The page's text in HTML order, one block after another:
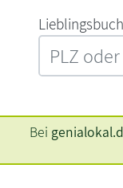
Bei